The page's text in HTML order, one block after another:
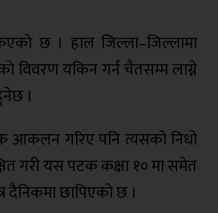
छ । हाल जिल्ला–जिल्लामा
विवरण यकिन गर्न चैतसम्म लाग्ने
।
आकलन गरिए पनि त्यसको निधो
गरी यस पटक कक्षा १० मा समेत
छापिएको छ ।